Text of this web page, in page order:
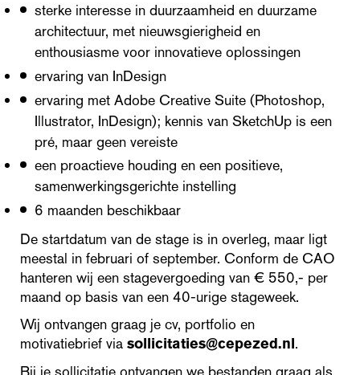
sterke interesse in duurzaamheid en duurzame
architectuur, met nieuwsgierigheid en
enthousiasme voor innovatieve oplossingen
ervaring van InDesign
ervaring met Adobe Creative Suite (Photoshop,
Illustrator, InDesign); kennis van SketchUp is een
pré, maar geen vereiste
een proactieve houding en een positieve,
samenwerkingsgerichte instelling
6 maanden beschikbaar
De startdatum van de stage is in overleg, maar ligt
meestal in februari of september. Conform de CAO
hanteren wij een stagevergoeding van € 550,- per
maand op basis van een 40-urige stageweek.
Wij ontvangen graag je cv, portfolio en
motivatiebrief via sollicitaties@cepezed.nl.